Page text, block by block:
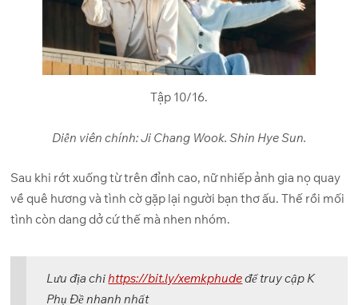
Tập 10/16.
Diễn viên chính: Ji Chang Wook. Shin Hye Sun.
Sau khi rớt xuống từ trên đỉnh cao, nữ nhiếp ảnh gia nọ quay
về quê hương và tình cờ gặp lại người bạn thơ ấu. Thế rồi mối
tình còn dang dở cứ thế mà nhen nhóm.
Lưu địa chỉhttps://bit.ly/xemkphudeđể truy cập K
Phụ Đề nhanh nhất